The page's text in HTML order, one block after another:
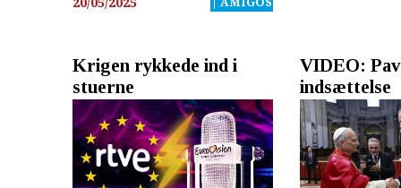
Krigen rykkede ind i
stuerne
VIDEO:
indsættelse